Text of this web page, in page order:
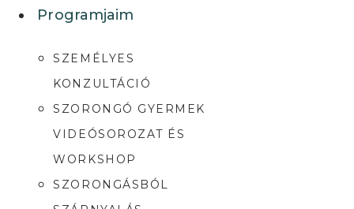
Programjaim
SZEMÉLYES
KONZULTÁCIÓ
SZORONGÓ GYERMEK
VIDEÓSOROZAT ÉS
WORKSHOP
SZORONGÁSBÓL